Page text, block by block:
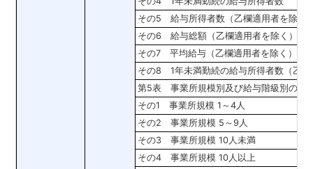
その5 給与所得者数（乙欄適用者を除く
その6 給与総額（乙欄適用者を除く）
その7 平均給与（乙欄適用者を除く）
その8 1年未満勤続の給与所得者数（乙欄
第5表 事業所規模別及び給与階級別の給
その1 事業所規模 1～4人
その2 事業所規模 5～9人
その3 事業所規模 10人未満
その4 事業所規模 10人以上